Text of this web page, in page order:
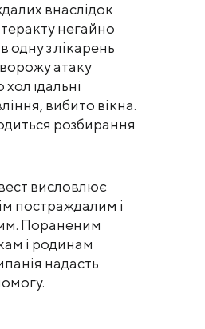
внаслідок
негайно
одну з лікарень
атаку
їдальні
вибито вікна.
розбирання
висловлює
постраждалим і
Пораненим
і родинам
надасть